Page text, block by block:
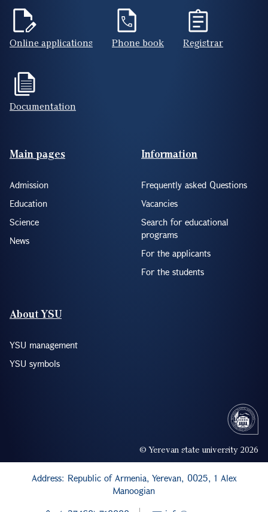
Online applications Phone book Registrar
Documentation
Footer(ENG)
Main pages
Admission
Education
Science
News
Information
Frequently asked Questions
Vacancies
Search for educational
programs
For the applicants
For the students
About YSU
YSU management
YSU symbols
© Yerevan state university 2026
Address: Republic of Armenia, Yerevan, 0025, 1 Alex
Manoogian